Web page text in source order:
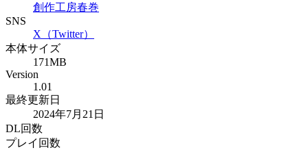
創作工房春巻
SNS
X（Twitter）
本体サイズ
171MB
Version
1.01
最終更新日
2024年7月21日
DL回数
プレイ回数